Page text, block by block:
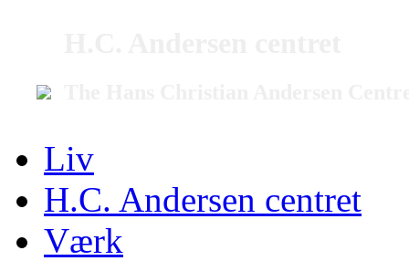
Liv
H.C. Andersen centret
Værk